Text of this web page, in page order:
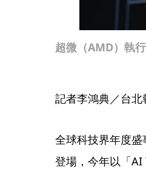
超微（AMD）執
記者李鴻典／台北
全球科技界年度盛
登場，今年以「